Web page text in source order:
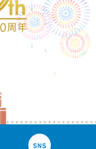
ワイン樽